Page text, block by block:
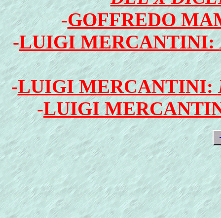
-GOFFREDO
-LUIGI MERCANTINI:
-LUIGI MERCANTINI:
-LUIGI